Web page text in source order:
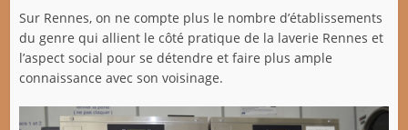
Sur Rennes, on ne compte plus le nombre d’établissements
du genre qui allient le côté pratique de la laverie Rennes et
l’aspect social pour se détendre et faire plus ample
connaissance avec son voisinage.